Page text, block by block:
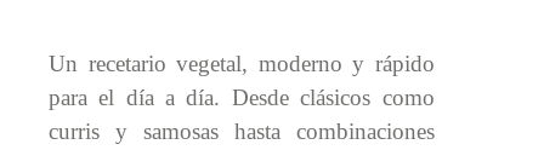
Un recetario vegetal, moderno y rápido
para el día a día. Desde clásicos como
curris y samosas hasta combinaciones